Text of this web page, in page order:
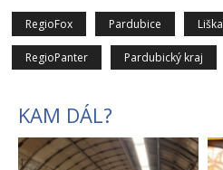
RegioFox Pardubice Liška
RegioPanter Pardubický kraj
KAM DÁL?